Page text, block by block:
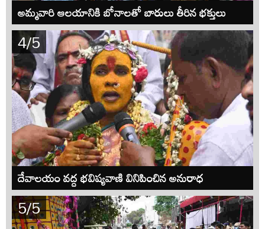
అమ్మవారి ఆలయానికి బోనాలతో బారులు తీరిన భక్తులు
4/5
దేవాలయం వద్ద భవిష్యవాణి వినిపించిన అనురాధ
5/5